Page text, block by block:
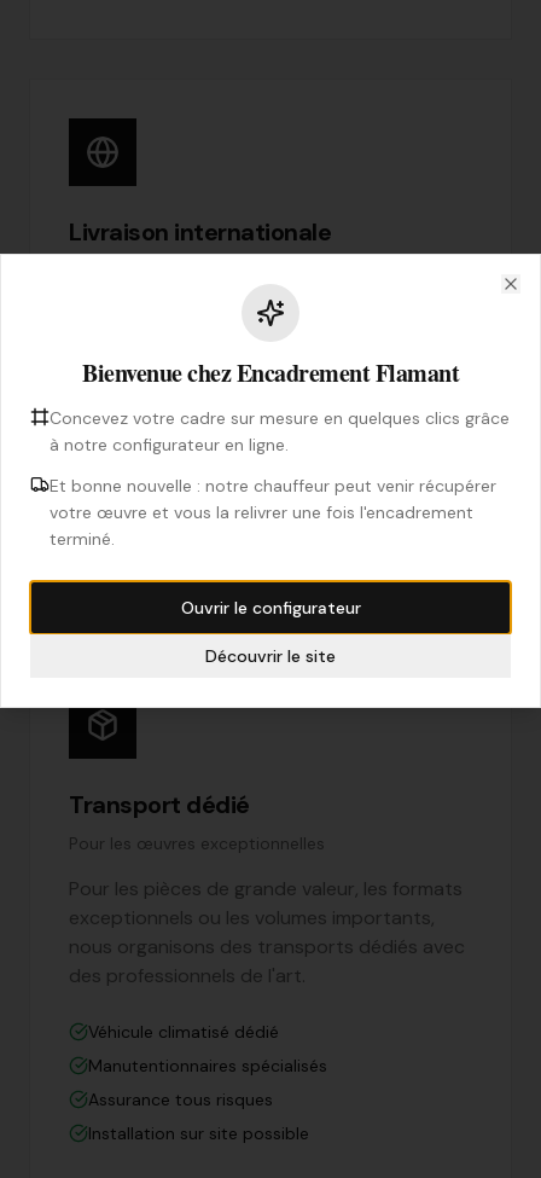
Livraison internationale
Nous livrons vos œuvres encadrées dans le
monde entier. Nos équipes maîtrisent les
formalités douanières et garantissent une
Tous pays accessibles
Formalités douanières gérées
Transport dédié
Pour les œuvres exceptionnelles
Pour les pièces de grande valeur, les formats
exceptionnels ou les volumes importants,
nous organisons des transports dédiés avec
des professionnels de l'art.
Véhicule climatisé dédié
Manutentionnaires spécialisés
Assurance tous risques
Installation sur site possible
Bienvenue chez Encadrement Flamant
Concevez votre cadre sur mesure en quelques clics grâce
à notre configurateur en ligne.
Et bonne nouvelle : notre chauffeur peut venir récupérer
votre œuvre et vous la relivrer une fois l'encadrement
terminé.
Ouvrir le configurateur
Découvrir le site